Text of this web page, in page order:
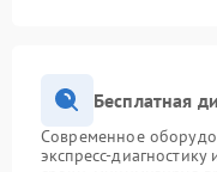
Бесплатная
Современное
экспресс-